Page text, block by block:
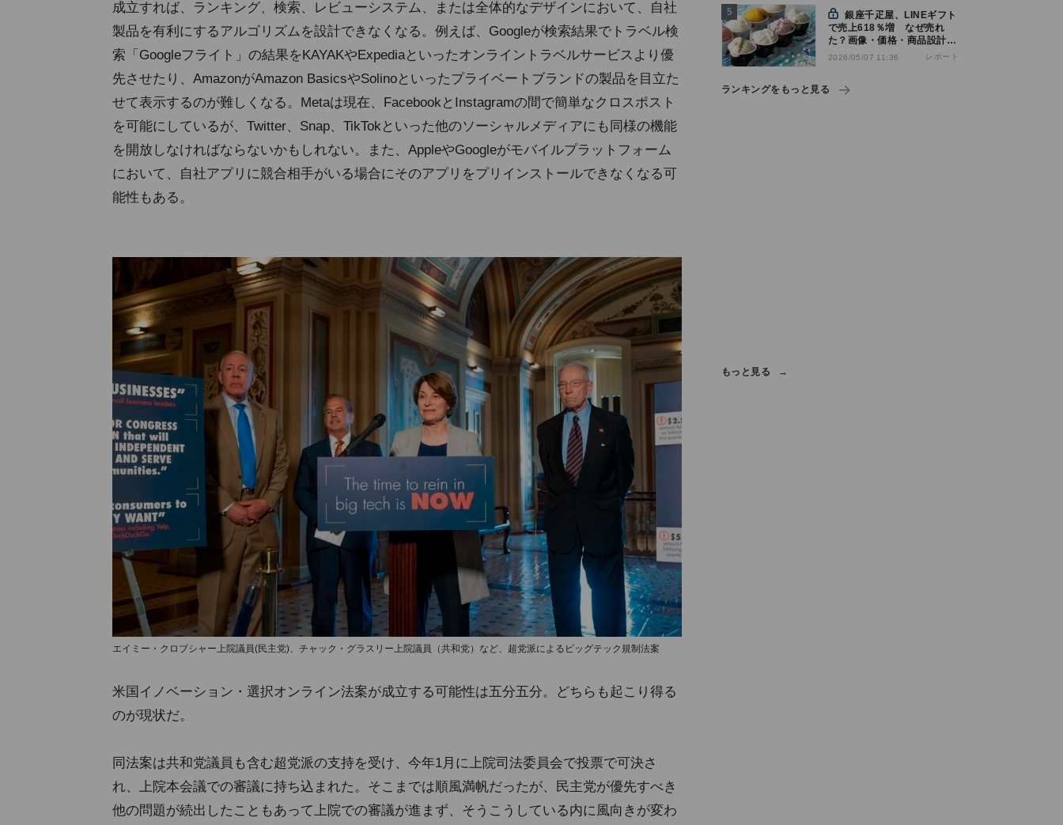
成立すれば、ランキング、検索、レビューシステム、または全体的なデザインにおいて、自社
製品を有利にするアルゴリズムを設計できなくなる。例えば、Googleが検索結果でトラベル検
索「Googleフライト」の結果をKAYAKやExpediaといったオンライントラベルサービスより優
先させたり、AmazonがAmazon BasicsやSolinoといったプライベートブランドの製品を目立た
せて表示するのが難しくなる。Metaは現在、FacebookとInstagramの間で簡単なクロスポスト
を可能にしているが、Twitter、Snap、TikTokといった他のソーシャルメディアにも同様の機能
を開放しなければならないかもしれない。また、AppleやGoogleがモバイルプラットフォーム
において、自社アプリに競合相手がいる場合にそのアプリをプリインストールできなくなる可
能性もある。
エイミー・クロブシャー上院議員(民主党)、チャック・グラスリー上院議員（共和党）など、超党派によるビッグテック規制法案
米国イノベーション・選択オンライン法案が成立する可能性は五分五分。どちらも起こり得る
のが現状だ。
同法案は共和党議員も含む超党派の支持を受け、今年1月に上院司法委員会で投票で可決さ
れ、上院本会議での審議に持ち込まれた。そこまでは順風満帆だったが、民主党が優先すべき
他の問題が続出したこともあって上院での審議が進まず、そうこうしている内に風向きが変わ
銀座千疋屋、LINEギフト
で売上618％増 なぜ売れ
た？画像・価格・商品設計を
解説
2026/05/07 11:36 レポート
ランキングをもっと見る
もっと見る